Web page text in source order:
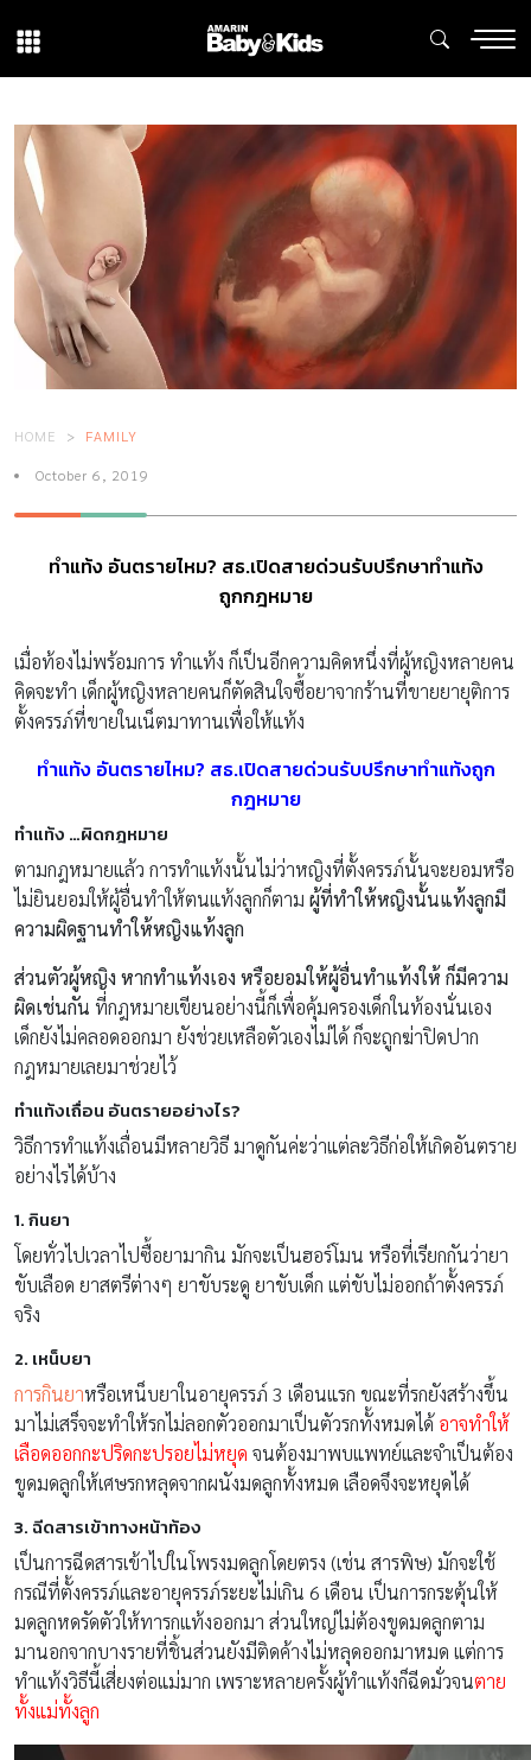
HOME FAMILY
October 6, 2019
ทำแท้ง อันตรายไหม? สธ.เปิดสายด่วนรับปรึกษาทำแท้ง
ถูกกฎหมาย
เมื่อท้องไม่พร้อมการ ทำแท้ง ก็เป็นอีกความคิดหนึ่งที่ผู้หญิงหลายคน
คิดจะทำ เด็กผู้หญิงหลายคนก็ตัดสินใจซื้อยาจากร้านที่ขายยายุติการ
ตั้งครรภ์ที่ขายในเน็ตมาทานเพื่อให้แท้ง
ทำแท้ง อันตรายไหม? สธ.เปิดสายด่วนรับปรึกษาทำแท้งถูก
กฎหมาย
ทำแท้ง …ผิดกฎหมาย
ตามกฎหมายแล้ว การทำแท้งนั้นไม่ว่าหญิงที่ตั้งครรภ์นั้นจะยอมหรือ
ไม่ยินยอมให้ผู้อื่นทำให้ตนแท้งลูกก็ตาม ผู้ที่ทำให้หญิงนั้นแท้งลูกมี
ความผิดฐานทำให้หญิงแท้งลูก
ส่วนตัวผู้หญิง หากทำแท้งเอง หรือยอมให้ผู้อื่นทำแท้งให้ ก็มีความ
ผิดเช่นกัน ที่กฎหมายเขียนอย่างนี้ก็เพื่อคุ้มครองเด็กในท้องนั่นเอง
เด็กยังไม่คลอดออกมา ยังช่วยเหลือตัวเองไม่ได้ ก็จะถูกฆ่าปิดปาก
กฎหมายเลยมาช่วยไว้
ทำแท้งเถื่อน อันตรายอย่างไร?
วิธีการทำแท้งเถื่อนมีหลายวิธี มาดูกันค่ะว่าแต่ละวิธีก่อให้เกิดอันตราย
อย่างไรได้บ้าง
1. กินยา
โดยทั่วไปเวลาไปซื้อยามากิน มักจะเป็นฮอร์โมน หรือที่เรียกกันว่ายา
ขับเลือด ยาสตรีต่างๆ ยาขับระดู ยาขับเด็ก แต่ขับไม่ออกถ้าตั้งครรภ์
จริง
2. เหน็บยา
การกินยาหรือเหน็บยาในอายุครรภ์ 3 เดือนแรก ขณะที่รกยังสร้างขึ้น
มาไม่เสร็จจะทำให้รกไม่ลอกตัวออกมาเป็นตัวรกทั้งหมดได้อาจทำให้
เลือดออกกะปริดกะปรอยไม่หยุด จนต้องมาพบแพทย์และจำเป็นต้อง
ขูดมดลูกให้เศษรกหลุดจากผนังมดลูกทั้งหมด เลือดจึงจะหยุดได้
3. ฉีดสารเข้าทางหน้าท้อง
เป็นการฉีดสารเข้าไปในโพรงมดลูกโดยตรง (เช่น สารพิษ) มักจะใช้
กรณีที่ตั้งครรภ์และอายุครรภ์ระยะไม่เกิน 6 เดือน เป็นการกระตุ้นให้
มดลูกหดรัดตัวให้ทารกแท้งออกมา ส่วนใหญ่ไม่ต้องขูดมดลูกตาม
มานอกจากบางรายที่ชิ้นส่วนยังมีติดค้างไม่หลุดออกมาหมด แต่การ
ทำแท้งวิธีนี้เสี่ยงต่อแม่มาก เพราะหลายครั้งผู้ทำแท้งก็ฉีดมั่วจนตาย
ทั้งแม่ทั้งลูก